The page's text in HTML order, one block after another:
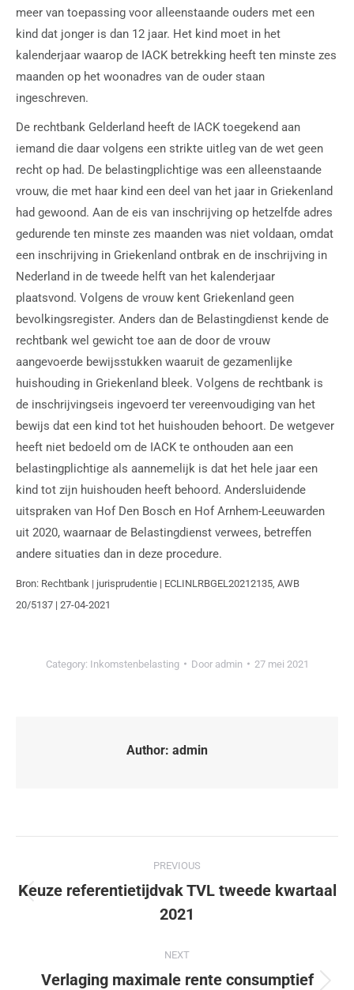
meer van toepassing voor alleenstaande ouders met een
kind dat jonger is dan 12 jaar. Het kind moet in het
kalenderjaar waarop de IACK betrekking heeft ten minste zes
maanden op het woonadres van de ouder staan
ingeschreven.
De rechtbank Gelderland heeft de IACK toegekend aan
iemand die daar volgens een strikte uitleg van de wet geen
recht op had. De belastingplichtige was een alleenstaande
vrouw, die met haar kind een deel van het jaar in Griekenland
had gewoond. Aan de eis van inschrijving op hetzelfde adres
gedurende ten minste zes maanden was niet voldaan, omdat
een inschrijving in Griekenland ontbrak en de inschrijving in
Nederland in de tweede helft van het kalenderjaar
plaatsvond. Volgens de vrouw kent Griekenland geen
bevolkingsregister. Anders dan de Belastingdienst kende de
rechtbank wel gewicht toe aan de door de vrouw
aangevoerde bewijsstukken waaruit de gezamenlijke
huishouding in Griekenland bleek. Volgens de rechtbank is
de inschrijvingseis ingevoerd ter vereenvoudiging van het
bewijs dat een kind tot het huishouden behoort. De wetgever
heeft niet bedoeld om de IACK te onthouden aan een
belastingplichtige als aannemelijk is dat het hele jaar een
kind tot zijn huishouden heeft behoord. Andersluidende
uitspraken van Hof Den Bosch en Hof Arnhem-Leeuwarden
uit 2020, waarnaar de Belastingdienst verwees, betreffen
andere situaties dan in deze procedure.
Bron: Rechtbank | jurisprudentie | ECLINLRBGEL20212135, AWB
20/5137 | 27-04-2021
Category: Inkomstenbelasting Door admin 27 mei 2021
Author: admin
PREVIOUS
Keuze referentietijdvak TVL tweede kwartaal
2021
NEXT
Verlaging maximale rente consumptief